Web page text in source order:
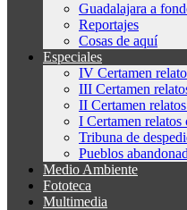
Guadalajara a
Reportajes
Cosas de aquí
Especiales
IV Certamen
III Certamen
II Certamen
I Certamen
Tribuna de
Pueblos
Medio Ambiente
Fototeca
Multimedia